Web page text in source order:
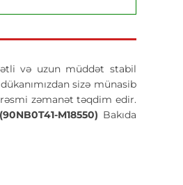
və uzun müddət stabil
sizə münasib
rəsmi zəmanət təqdim edir.
M18550) Bakıda